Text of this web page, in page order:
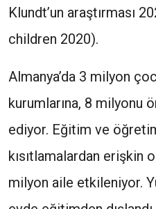
Klundt’un araştırması
children 2020).
Almanya’da 3 milyon
kurumlarına, 8 milyonu
ediyor. Eğitim ve
kısıtlamalardan erişkin
milyon aile etkileniyor.